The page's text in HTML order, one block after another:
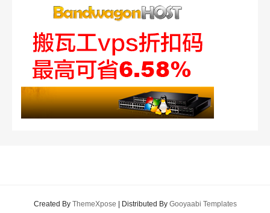
Created By ThemeXpose | Distributed By Gooyaabi Templates